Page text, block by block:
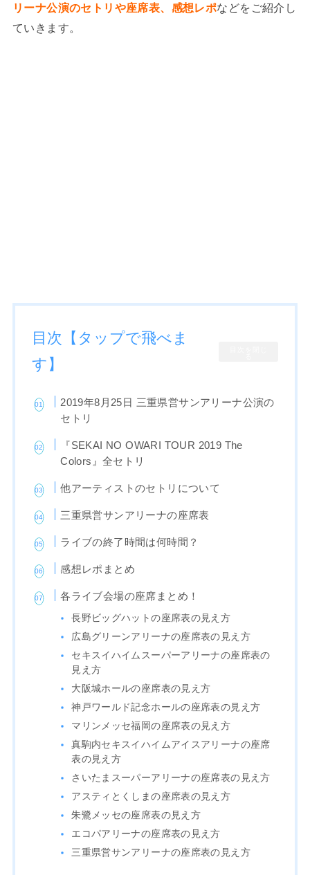
リーナ公演のセトリや座席表、感想レポなどをご紹介し
ていきます。
目次【タップで飛べま
す】
2019年8月25日 三重県営サンアリーナ公演の
セトリ
『SEKAI NO OWARI TOUR 2019 The
Colors』全セトリ
他アーティストのセトリについて
三重県営サンアリーナの座席表
ライブの終了時間は何時間？
感想レポまとめ
各ライブ会場の座席まとめ！
長野ビッグハットの座席表の見え方
広島グリーンアリーナの座席表の見え方
セキスイハイムスーパーアリーナの座席表の
見え方
大阪城ホールの座席表の見え方
神戸ワールド記念ホールの座席表の見え方
マリンメッセ福岡の座席表の見え方
真駒内セキスイハイムアイスアリーナの座席
表の見え方
さいたまスーパーアリーナの座席表の見え方
アスティとくしまの座席表の見え方
朱鷺メッセの座席表の見え方
エコパアリーナの座席表の見え方
三重県営サンアリーナの座席表の見え方